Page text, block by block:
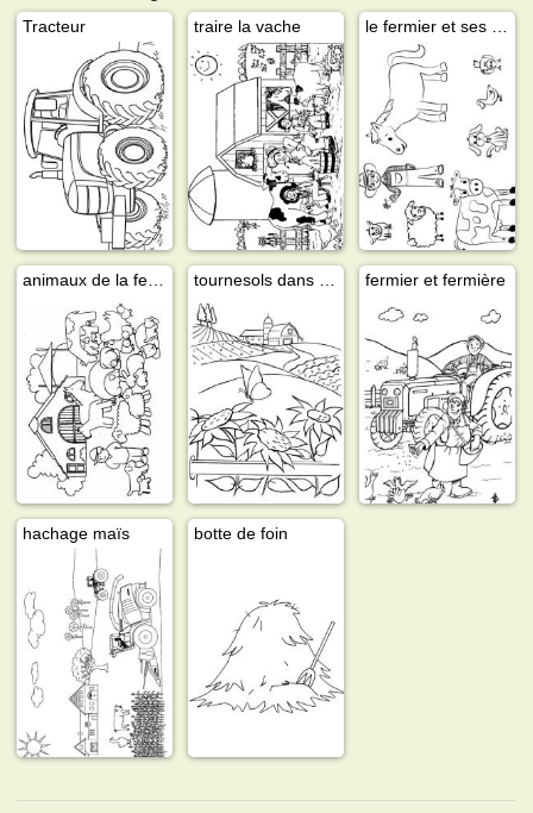
Tracteur traire la vache
fermier et fermière
hachage maïs botte de foin